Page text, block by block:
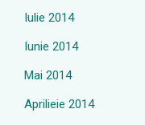
Iulie 2014
Iunie 2014
Mai 2014
Aprilieie 2014